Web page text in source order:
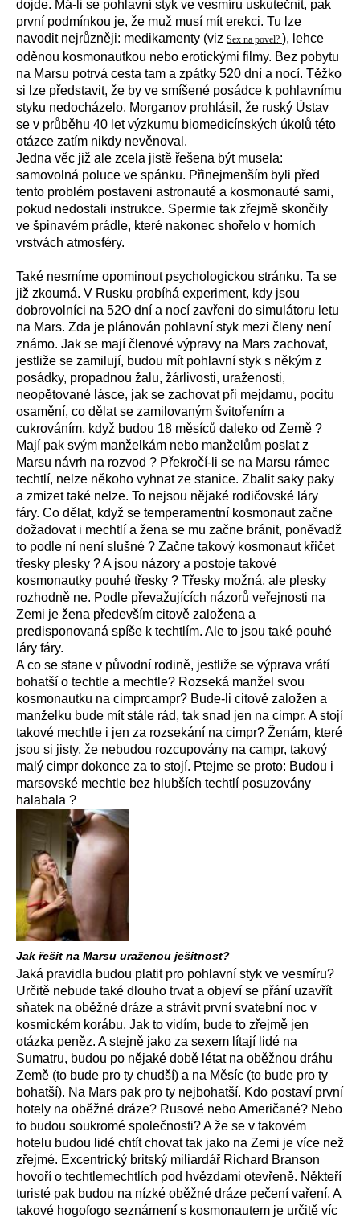
dojde. Má-li se pohlavní styk ve vesmíru uskutečnit, pak
první podmínkou je, že muž musí mít erekci. Tu lze
navodit nejrůzněji: medikamenty (viz Sex na povel? ), lehce
oděnou kosmonautkou nebo erotickými filmy. Bez pobytu
na Marsu potrvá cesta tam a zpátky 520 dní a nocí. Těžko
si lze představit, že by ve smíšené posádce k pohlavnímu
styku nedocházelo. Morganov prohlásil, že ruský Ústav
se v průběhu 40 let výzkumu biomedicínských úkolů této
otázce zatím nikdy nevěnoval.
Jedna věc již ale zcela jistě řešena být musela:
samovolná poluce ve spánku. Přinejmenším byli před
tento problém postaveni astronauté a kosmonauté sami,
pokud nedostali instrukce. Spermie tak zřejmě skončily
ve špinavém prádle, které nakonec shořelo v horních
vrstvách atmosféry.
Také nesmíme opominout psychologickou stránku. Ta se
již zkoumá. V Rusku probíhá experiment, kdy jsou
dobrovolníci na 52O dní a nocí zavřeni do simulátoru letu
na Mars. Zda je plánován pohlavní styk mezi členy není
známo. Jak se mají členové výpravy na Mars zachovat,
jestliže se zamilují, budou mít pohlavní styk s někým z
posádky, propadnou žalu, žárlivosti, uraženosti,
neopětované lásce, jak se zachovat při mejdamu, pocitu
osamění, co dělat se zamilovaným švitořením a
cukrováním, když budou 18 měsíců daleko od Země ?
Mají pak svým manželkám nebo manželům poslat z
Marsu návrh na rozvod ? Překročí-li se na Marsu rámec
techtlí, nelze někoho vyhnat ze stanice. Zbalit saky paky
a zmizet také nelze. To nejsou nějaké rodičovské láry
fáry. Co dělat, když se temperamentní kosmonaut začne
dožadovat i mechtlí a žena se mu začne bránit, poněvadž
to podle ní není slušné ? Začne takový kosmonaut křičet
třesky plesky ? A jsou názory a postoje takové
kosmonautky pouhé třesky ? Třesky možná, ale plesky
rozhodně ne. Podle převažujících názorů veřejnosti na
Zemi je žena především citově založena a
predisponovaná spíše k techtlím. Ale to jsou také pouhé
láry fáry.
A co se stane v původní rodině, jestliže se výprava vrátí
bohatší o techtle a mechtle? Rozseká manžel svou
kosmonautku na cimprcampr? Bude-li citově založen a
manželku bude mít stále rád, tak snad jen na cimpr. A stojí
takové mechtle i jen za rozsekání na cimpr? Ženám, které
jsou si jisty, že nebudou rozcupovány na campr, takový
malý cimpr dokonce za to stojí. Ptejme se proto: Budou i
marsovské mechtle bez hlubších techtlí posuzovány
halabala ?
Jak řešit na Marsu uraženou ješitnost?
Jaká pravidla budou platit pro pohlavní styk ve vesmíru?
Určitě nebude také dlouho trvat a objeví se přání uzavřít
sňatek na oběžné dráze a strávit první svatební noc v
kosmickém korábu. Jak to vidím, bude to zřejmě jen
otázka peněz. A stejně jako za sexem lítají lidé na
Sumatru, budou po nějaké době létat na oběžnou dráhu
Země (to bude pro ty chudší) a na Měsíc (to bude pro ty
bohatší). Na Mars pak pro ty nejbohatší. Kdo postaví první
hotely na oběžné dráze? Rusové nebo Američané? Nebo
to budou soukromé společnosti? A že se v takovém
hotelu budou lidé chtít chovat tak jako na Zemi je více než
zřejmé. Excentrický britský miliardář Richard Branson
hovoří o techtlemechtlích pod hvězdami otevřeně. Někteří
turisté pak budou na nízké oběžné dráze pečení vaření. A
takové hogofogo seznámení s kosmonautem je určitě víc